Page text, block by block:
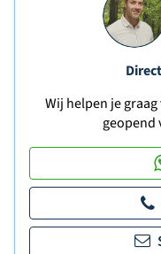
Wij helpen je
geopend